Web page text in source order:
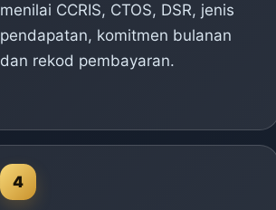
menilai CCRIS, CTOS, DSR, jenis
pendapatan, komitmen bulanan
dan rekod pembayaran.
4